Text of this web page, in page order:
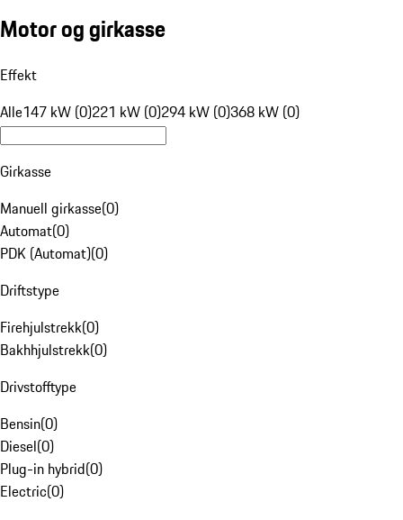
Motor og girkasse
Effekt
Alle147 kW (0)221 kW (0)294 kW (0)368 kW (0)
Girkasse
Manuell girkasse(0)
Automat(0)
PDK (Automat)(0)
Driftstype
Firehjulstrekk(0)
Bakhhjulstrekk(0)
Drivstofftype
Bensin(0)
Diesel(0)
Plug-in hybrid(0)
Electric(0)